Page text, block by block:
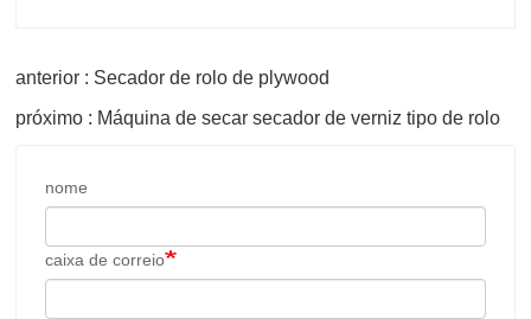
anterior : Secador de rolo de plywood
próximo : Máquina de secar secador de verniz tipo de rolo
nome
caixa de correio